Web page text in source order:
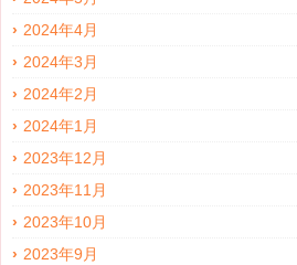
2024年4月
2024年3月
2024年2月
2024年1月
2023年12月
2023年11月
2023年10月
2023年9月